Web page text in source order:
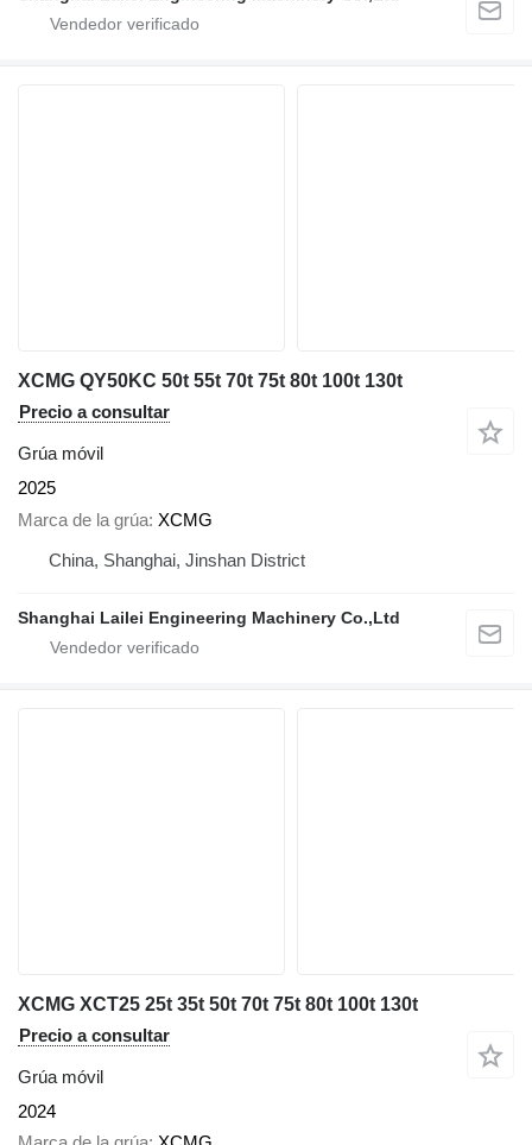
XCMG QY50KC 50t 55t 70t 75t 80t 100t 130t
Precio a consultar
Grúa móvil
2025
Marca de la grúa XCMG
China, Shanghai, Jinshan District
Shanghai Lailei Engineering Machinery Co.,Ltd
XCMG XCT25 25t 35t 50t 70t 75t 80t 100t 130t
Precio a consultar
Grúa móvil
2024